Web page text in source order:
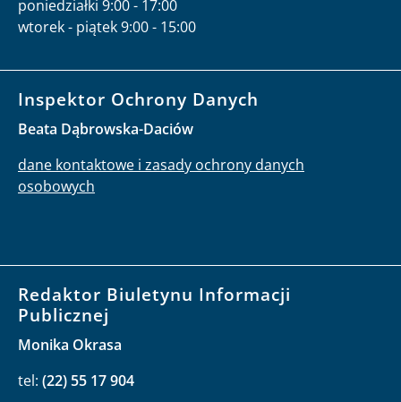
poniedziałki 9:00 - 17:00
wtorek - piątek 9:00 - 15:00
Inspektor Ochrony Danych
Beata Dąbrowska-Daciów
dane kontaktowe i zasady ochrony danych
osobowych
Redaktor Biuletynu Informacji
Publicznej
Monika Okrasa
tel: (22) 55 17 904